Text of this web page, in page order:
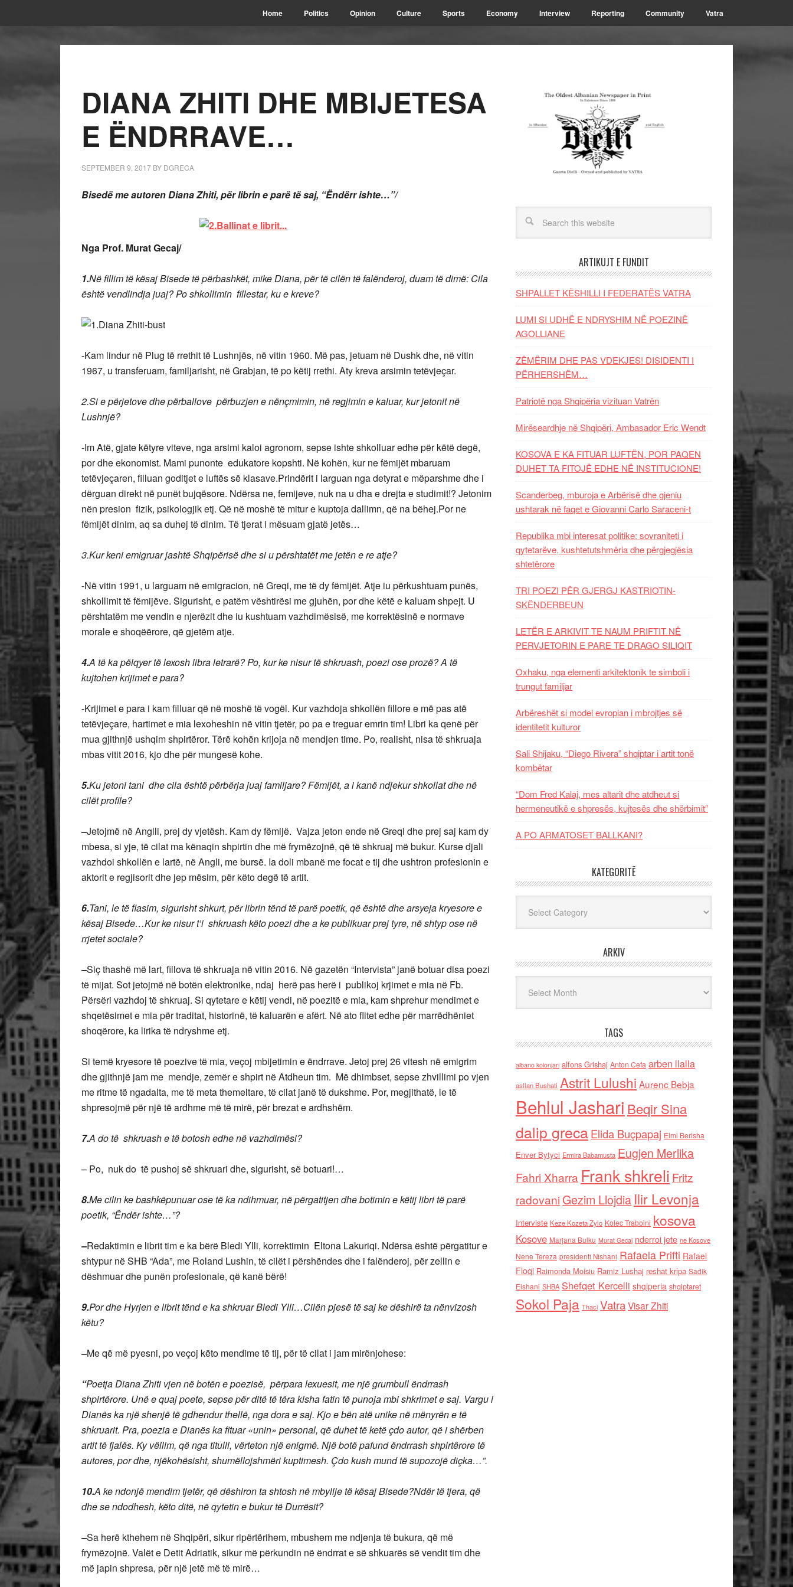
Home Politics Opinion Culture Sports Economy Interview Reporting Community Vatra
DIANA ZHITI DHE MBIJETESA
E ËNDRRAVE…
SEPTEMBER 9, 2017 BY DGRECA
Bisedë me autoren Diana Zhiti, për librin e parë të saj, “Ëndërr ishte…”/
Nga Prof. Murat Gecaj/
1.Në fillim të kësaj Bisede të përbashkët, mike Diana, për të cilën të falënderoj, duam të dimë: Cila
është vendlindja juaj? Po shkollimin fillestar, ku e kreve?
-Kam lindur në Plug të rrethit të Lushnjës, në vitin 1960. Më pas, jetuam në Dushk dhe, në vitin
1967, u transferuam, familjarisht, në Grabjan, të po këtij rrethi. Aty kreva arsimin tetëvjeçar.
2.Si e përjetove dhe përballove përbuzjen e nënçmimin, në regjimin e kaluar, kur jetonit në
Lushnjë?
-Im Atë, gjate këtyre viteve, nga arsimi kaloi agronom, sepse ishte shkolluar edhe për këtë degë,
por dhe ekonomist. Mami punonte edukatore kopshti. Në kohën, kur ne fëmijët mbaruam
tetëvjeçaren, filluan goditjet e luftës së klasave.Prindërit i larguan nga detyrat e mëparshme dhe i
dërguan direkt në punët bujqësore. Ndërsa ne, femijeve, nuk na u dha e drejta e studimit!? Jetonim
nën presion fizik, psikologjik etj. Që në moshë të mitur e kuptoja dallimn, që na bëhej.Por ne
fëmijët dinim, aq sa duhej të dinim. Të tjerat i mësuam gjatë jetës…
3.Kur keni emigruar jashtë Shqipërisë dhe si u përshtatët me jetën e re atje?
-Në vitin 1991, u larguam në emigracion, në Greqi, me të dy fëmijët. Atje iu përkushtuam punës,
shkollimit të fëmijëve. Sigurisht, e patëm vështirësi me gjuhën, por dhe këtë e kaluam shpejt. U
përshtatëm me vendin e njerëzit dhe iu kushtuam vazhdimësisë, me korrektësinë e normave
morale e shoqëërore, që gjetëm atje.
4.A të ka pëlqyer të lexosh libra letrarë? Po, kur ke nisur të shkruash, poezi ose prozë? A të
kujtohen krijimet e para?
-Krijimet e para i kam filluar që në moshë të vogël. Kur vazhdoja shkollën fillore e më pas atë
tetëvjeçare, hartimet e mia lexoheshin në vitin tjetër, po pa e treguar emrin tim! Libri ka qenë për
mua gjithnjë ushqim shpirtëror. Tërë kohën krijoja në mendjen time. Po, realisht, nisa të shkruaja
mbas vitit 2016, kjo dhe për mungesë kohe.
5.Ku jetoni tani dhe cila është përbërja juaj familjare? Fëmijët, a i kanë ndjekur shkollat dhe në
cilët profile?
–Jetojmë në Anglli, prej dy vjetësh. Kam dy fëmijë. Vajza jeton ende në Greqi dhe prej saj kam dy
mbesa, si yje, të cilat ma kënaqin shpirtin dhe më frymëzojnë, që të shkruaj më bukur. Kurse djali
vazhdoi shkollën e lartë, në Angli, me bursë. Ia doli mbanë me focat e tij dhe ushtron profesionin e
aktorit e regjisorit dhe jep mësim, për këto degë të artit.
6.Tani, le të flasim, sigurisht shkurt, për librin tënd të parë poetik, që është dhe arsyeja kryesore e
kësaj Bisede…Kur ke nisur t’i shkruash këto poezi dhe a ke publikuar prej tyre, në shtyp ose në
rrjetet sociale?
–Siç thashë më lart, fillova të shkruaja në vitin 2016. Në gazetën “Intervista” janë botuar disa poezi
të mijat. Sot jetojmë në botën elektronike, ndaj herë pas herë i publikoj krjimet e mia në Fb.
Përsëri vazhdoj të shkruaj. Si qytetare e këtij vendi, në poezitë e mia, kam shprehur mendimet e
shqetësimet e mia për traditat, historinë, të kaluarën e afërt. Në ato flitet edhe për marrëdhëniet
shoqërore, ka lirika të ndryshme etj.
Si temë kryesore të poezive të mia, veçoj mbijetimin e ëndrrave. Jetoj prej 26 vitesh në emigrim
dhe gjithnjë jam me mendje, zemër e shpirt në Atdheun tim. Më dhimbset, sepse zhvillimi po vjen
me ritme të ngadalta, me të meta themeltare, të cilat janë të dukshme. Por, megjithatë, le të
shpresojmë për një të ardhme më të mirë, për brezat e ardhshëm.
7.A do të shkruash e të botosh edhe në vazhdimësi?
– Po, nuk do të pushoj së shkruari dhe, sigurisht, së botuari!…
8.Me cilin ke bashkëpunuar ose të ka ndihmuar, në përgatitjen dhe botimin e këtij libri të parë
poetik, “Ëndër ishte…”?
–Redaktimin e librit tim e ka bërë Bledi Ylli, korrektimin Eltona Lakuriqi. Ndërsa është përgatitur e
shtypur në SHB “Ada”, me Roland Lushin, të cilët i përshëndes dhe i falënderoj, për zellin e
dëshmuar dhe punën profesionale, që kanë bërë!
9.Por dhe Hyrjen e librit tënd e ka shkruar Bledi Ylli…Cilën pjesë të saj ke dëshirë ta nënvizosh
këtu?
–Me që më pyesni, po veçoj këto mendime të tij, për të cilat i jam mirënjohese:
“Poetja Diana Zhiti vjen në botën e poezisë, përpara lexuesit, me një grumbull ëndrrash
shpirtërore. Unë e quaj poete, sepse për ditë të tëra kisha fatin të punoja mbi shkrimet e saj. Vargu i
Dianës ka një shenjë të gdhendur thellë, nga dora e saj. Kjo e bën atë unike në mënyrën e të
shkruarit. Pra, poezia e Dianës ka fituar «unin» personal, që duhet të ketë çdo autor, që i shërben
artit të fjalës. Ky vëllim, që nga titulli, vërteton një enigmë. Një botë pafund ëndrrash shpirtërore të
autores, por dhe, njëkohësisht, shumëllojshmëri kuptimesh. Çdo kush mund të supozojë diçka…”.
10.A ke ndonjë mendim tjetër, që dëshiron ta shtosh në mbyllje të kësaj Bisede?Ndër të tjera, që
dhe se ndodhesh, këto ditë, në qytetin e bukur të Durrësit?
–Sa herë kthehem në Shqipëri, sikur ripërtërihem, mbushem me ndjenja të bukura, që më
frymëzojnë. Valët e Detit Adriatik, sikur më përkundin në ëndrrat e së shkuarës së vendit tim dhe
më japin shpresa, për një jetë më të mirë…
ARTIKUJT E FUNDIT
SHPALLET KËSHILLI I FEDERATËS VATRA
LUMI SI UDHË E NDRYSHIM NË POEZINË
AGOLLIANE
ZËMËRIM DHE PAS VDEKJES! DISIDENTI I
PËRHERSHËM…
Patriotë nga Shqipëria vizituan Vatrën
Mirëseardhje në Shqipëri, Ambasador Eric Wendt
KOSOVA E KA FITUAR LUFTËN, POR PAQEN
DUHET TA FITOJË EDHE NË INSTITUCIONE!
Scanderbeg, mburoja e Arbërisë dhe gjeniu
ushtarak në faqet e Giovanni Carlo Saraceni-t
Republika mbi interesat politike: sovraniteti i
qytetarëve, kushtetutshmëria dhe përgjegjësia
shtetërore
TRI POEZI PËR GJERGJ KASTRIOTIN-
SKËNDERBEUN
LETËR E ARKIVIT TE NAUM PRIFTIT NË
PERVJETORIN E PARE TE DRAGO SILIQIT
Oxhaku, nga elementi arkitektonik te simboli i
trungut familjar
Arbëreshët si model evropian i mbrojtjes së
identitetit kulturor
Sali Shijaku, “Diego Rivera” shqiptar i artit tonë
kombëtar
“Dom Fred Kalaj, mes altarit dhe atdheut si
hermeneutikë e shpresës, kujtesës dhe shërbimit”
A PO ARMATOSET BALLKANI?
KATEGORITË
ARKIV
TAGS
albano kolonjari alfons Grishaj Anton Cefa arben llalla
asllan Bushati Astrit Lulushi Aurenc Bebja
Behlul Jashari Beqir Sina
dalip grecaElida Buçpapaj Elmi Berisha
Enver Bytyci Ermira Babamusta Eugjen Merlika
Fahri Xharra Frank shkreli Fritz
radovaniGezim Llojdia Ilir Levonja
Interviste Keze Kozeta Zylo Kolec Traboini kosova
Kosove Marjana Bulku Murat Gecaj nderroi jete ne Kosove
Nene Tereza presidenti Nishani Rafaela Prifti Rafael
Floqi Raimonda Moisiu Ramiz Lushaj reshat kripa Sadik
Elshani SHBA Shefqet Kercelli shqiperia shqiptaret
Sokol Paja Thaci VatraVisar Zhiti